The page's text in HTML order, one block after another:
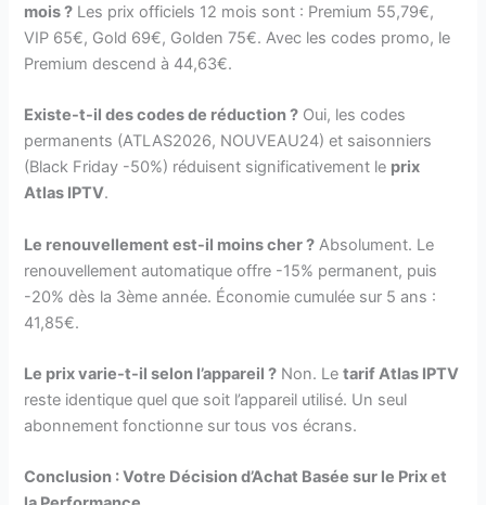
mois ? Les prix officiels 12 mois sont : Premium 55,79€,
VIP 65€, Gold 69€, Golden 75€. Avec les codes promo, le
Premium descend à 44,63€.
Existe-t-il des codes de réduction ? Oui, les codes
permanents (ATLAS2026, NOUVEAU24) et saisonniers
(Black Friday -50%) réduisent significativement le prix
Atlas IPTV.
Le renouvellement est-il moins cher ? Absolument. Le
renouvellement automatique offre -15% permanent, puis
-20% dès la 3ème année. Économie cumulée sur 5 ans :
41,85€.
Le prix varie-t-il selon l’appareil ? Non. Letarif Atlas IPTV
reste identique quel que soit l’appareil utilisé. Un seul
abonnement fonctionne sur tous vos écrans.
Conclusion : Votre Décision d’Achat Basée sur le Prix et